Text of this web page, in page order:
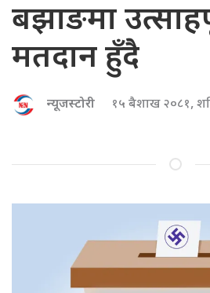
बझाङमा
मतदान हुँदै
न्यूजस्टोरी १५ बैशाख २०८१,